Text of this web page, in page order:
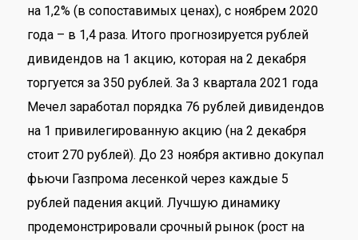
на 1,2% (в сопоставимых ценах), с ноябрем 2020
года – в 1,4 раза. Итого прогнозируется рублей
дивидендов на 1 акцию, которая на 2 декабря
торгуется за 350 рублей. За 3 квартала 2021 года
Мечел заработал порядка 76 рублей дивидендов
на 1 привилегированную акцию (на 2 декабря
стоит 270 рублей). До 23 ноября активно докупал
фьючи Газпрома лесенкой через каждые 5
рублей падения акций. Лучшую динамику
продемонстрировали срочный рынок (рост на